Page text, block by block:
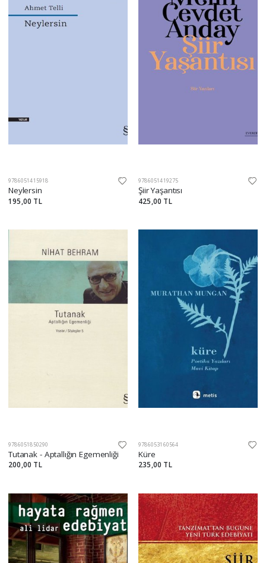
9786051415918
Neylersin
195,00 TL
9786051419275
Şiir Yaşantısı
425,00 TL
9786051850290
Tutanak - Aptallığın Egemenliği
200,00 TL
9786053160564
Küre
235,00 TL